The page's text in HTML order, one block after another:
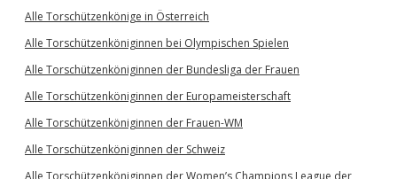
Alle Torschützenkönige in Österreich
Alle Torschützenköniginnen bei Olympischen Spielen
Alle Torschützenköniginnen der Bundesliga der Frauen
Alle Torschützenköniginnen der Europameisterschaft
Alle Torschützenköniginnen der Frauen-WM
Alle Torschützenköniginnen der Schweiz
Alle Torschützenköniginnen der Women’s Champions League der